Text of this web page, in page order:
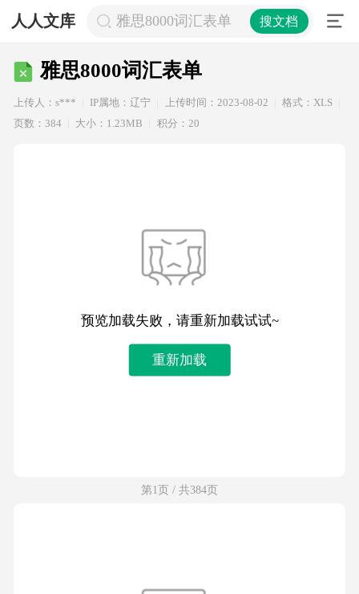
人人文库 雅思8000词汇表单 搜文档
雅思8000词汇表单
上传人：s*** IP属地：辽宁 上传时间：2023-08-02
格式：XLS
页数：384
大小：1.23MB 积分：20
预览加载失败，请重新加载试试~
重新加载
第1页 / 共384页